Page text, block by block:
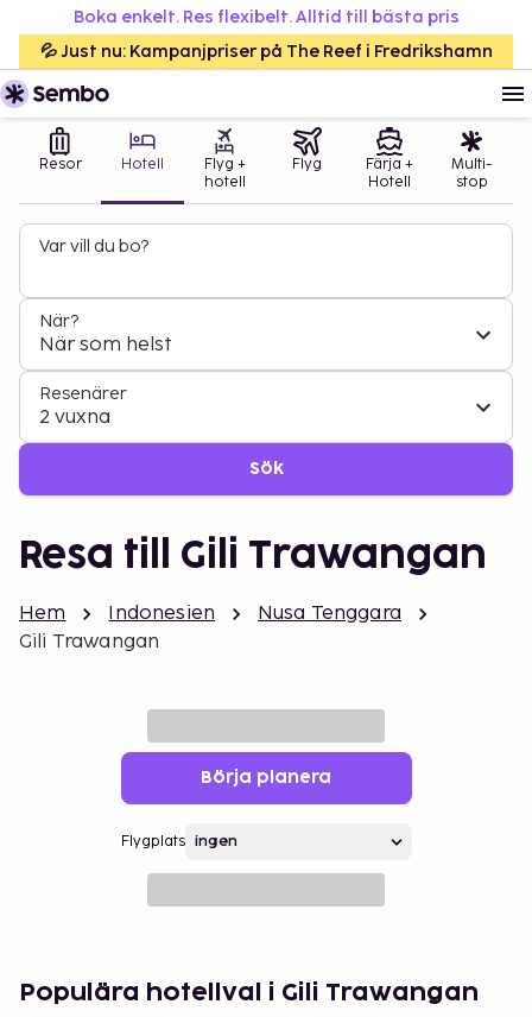
Boka enkelt. Res flexibelt. Alltid till bästa pris
💦 Just nu: Kampanjpriser på The Reef i Fredrikshamn
Resor Hotell
Flyg +
hotell
Flyg
Färja +
Hotell
Multi-
stop
Var vill du bo?
När?
När som helst
Resenärer
2 vuxna
Sök
Resa till Gili Trawangan
Hem Indonesien
Nusa Tenggara
Gili Trawangan
Börja planera
Flygplats
Populära hotellval i Gili Trawangan